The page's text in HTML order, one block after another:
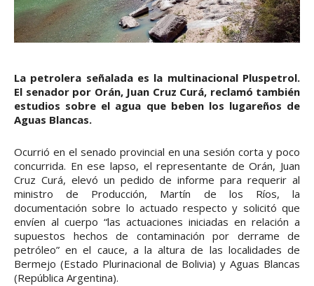
La petrolera señalada es la multinacional Pluspetrol.
El senador por Orán, Juan Cruz Curá, reclamó también
estudios sobre el agua que beben los lugareños de
Aguas Blancas.
Ocurrió en el senado provincial en una sesión corta y poco
concurrida. En ese lapso, el representante de Orán, Juan
Cruz Curá, elevó un pedido de informe para requerir al
ministro de Producción, Martín de los Ríos, la
documentación sobre lo actuado respecto y solicitó que
envíen al cuerpo “las actuaciones iniciadas en relación a
supuestos hechos de contaminación por derrame de
petróleo” en el cauce, a la altura de las localidades de
Bermejo (Estado Plurinacional de Bolivia) y Aguas Blancas
(República Argentina).